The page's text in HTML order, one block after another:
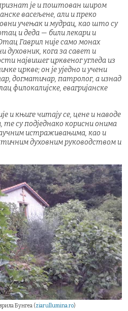
је и поштован широм
васељене, али и преко
учењак и мудрац, као што су
и деда — били лекари и
Гаврил није само монах
духовник, кога за савет и
највишег црквеног угледа из
цркве; он је уједно и учени
догматичар, патролог, а изнад
филокалијске, евагријанске
књиге читају се, цене и наводе
су подједнако корисни онима
истраживањима, као и
духовним руководством и
Бунгеа (ziarullumina.ro)